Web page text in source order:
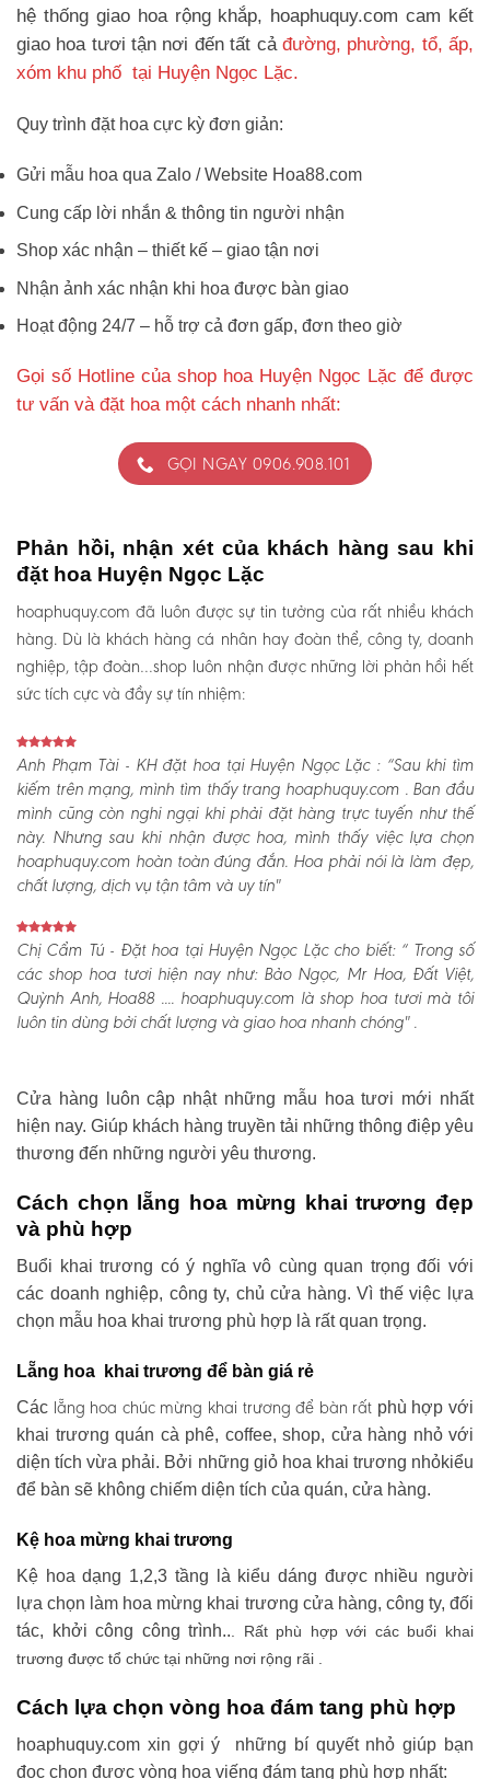
hệ thống giao hoa rộng khắp, hoaphuquy.com cam kết
giao hoa tươi tận nơi đến tất cả đường, phường, tổ, ấp,
xóm khu phố tại Huyện Ngọc Lặc.
Quy trình đặt hoa cực kỳ đơn giản:
Gửi mẫu hoa qua Zalo / Website Hoa88.com
Cung cấp lời nhắn & thông tin người nhận
Shop xác nhận – thiết kế – giao tận nơi
Nhận ảnh xác nhận khi hoa được bàn giao
Hoạt động 24/7 – hỗ trợ cả đơn gấp, đơn theo giờ
Gọi số Hotline của shop hoa Huyện Ngọc Lặc để được
tư vấn và đặt hoa một cách nhanh nhất:
GỌI NGAY 0906.908.101
Phản hồi, nhận xét của khách hàng sau khi
đặt hoa Huyện Ngọc Lặc
hoaphuquy.com đã luôn được sự tin tưởng của rất nhiều khách
hàng. Dù là khách hàng cá nhân hay đoàn thể, công ty, doanh
nghiệp, tập đoàn…shop luôn nhận được những lời phản hồi hết
sức tích cực và đầy sự tín nhiệm:
Anh Phạm Tài - KH đặt hoa tại Huyện Ngọc Lặc :“Sau khi tìm
kiếm trên mạng, mình tìm thấy trang hoaphuquy.com . Ban đầu
mình cũng còn nghi ngại khi phải đặt hàng trực tuyến như thế
này. Nhưng sau khi nhận được hoa, mình thấy việc lựa chọn
hoaphuquy.com hoàn toàn đúng đắn. Hoa phải nói là làm đẹp,
chất lượng, dịch vụ tận tâm và uy tín"
Chị Cẩm Tú - Đặt hoa tại Huyện Ngọc Lặc cho biết:“ Trong số
các shop hoa tươi hiện nay như: Bảo Ngọc, Mr Hoa, Đất Việt,
Quỳnh Anh, Hoa88 .... hoaphuquy.com là shop hoa tươi mà tôi
luôn tin dùng bởi chất lượng và giao hoa nhanh chóng" .
Cửa hàng luôn cập nhật những mẫu hoa tươi mới nhất
hiện nay. Giúp khách hàng truyền tải những thông điệp yêu
thương đến những người yêu thương.
Cách chọn lẵng hoa mừng khai trương đẹp
và phù hợp
Buổi khai trương có ý nghĩa vô cùng quan trọng đối với
các doanh nghiệp, công ty, chủ cửa hàng. Vì thế việc lựa
chọn mẫu hoa khai trương phù hợp là rất quan trọng.
Lẵng hoa khai trương để bàn giá rẻ
Các lẵng hoa chúc mừng khai trương để bàn rất phù hợp với
khai trương quán cà phê, coffee, shop, cửa hàng nhỏ với
diện tích vừa phải. Bởi những giỏ hoa khai trương nhỏkiểu
để bàn sẽ không chiếm diện tích của quán, cửa hàng.
Kệ hoa mừng khai trương
Kệ hoa dạng 1,2,3 tầng là kiểu dáng được nhiều người
lựa chọn làm hoa mừng khai trương cửa hàng, công ty, đối
tác, khởi công công trình.. . Rất phù hợp với các buổi khai
trương được tổ chức tại những nơi rộng rãi .
Cách lựa chọn vòng hoa đám tang phù hợp
hoaphuquy.com xin gợi ý những bí quyết nhỏ giúp bạn
đọc chọn được vòng hoa viếng đám tang phù hợp nhất: